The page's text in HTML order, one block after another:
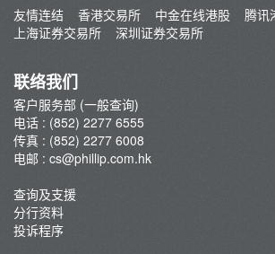
友情连结
香港交易所 中金在线港股
腾讯
上海证券交易所
深圳证券交易所
联络我们
客户服务部 (一般查询)
电话 : (852) 2277 6555
传真 : (852) 2277 6008
电邮 : cs@phillip.com.hk
查询及支援
分行资料
投诉程序